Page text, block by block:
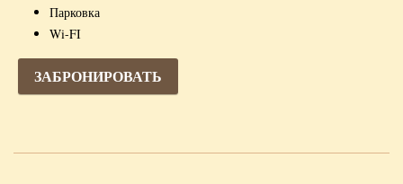
Парковка
Wi-FI
ЗАБРОНИРОВАТЬ